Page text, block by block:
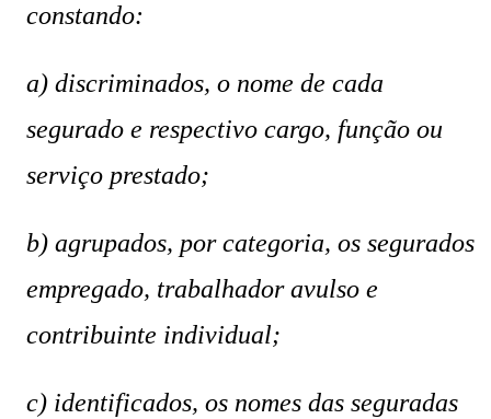
constando:
a) discriminados, o nome de cada
segurado e respectivo cargo, função ou
serviço prestado;
b) agrupados, por categoria, os segurados
empregado, trabalhador avulso e
contribuinte individual;
c) identificados, os nomes das seguradas